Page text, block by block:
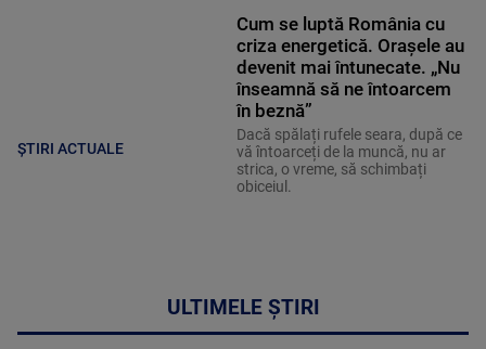
ȘTIRI ACTUALE
Cum se luptă România cu
criza energetică. Orașele au
devenit mai întunecate. „Nu
înseamnă să ne întoarcem
în beznă”
Dacă spălați rufele seara, după ce
vă întoarceți de la muncă, nu ar
strica, o vreme, să schimbați
obiceiul.
ULTIMELE ȘTIRI